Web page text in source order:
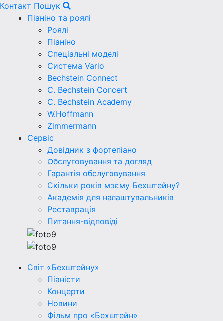
Контакт Пошук
Піаніно та роялі
Роялі
Піаніно
Спеціальні моделі
Система Vario
Bechstein Connect
C. Bechstein Concert
C. Bechstein Academy
W.Hoffmann
Zimmermann
Сервіс
Довідник з фортепіано
Обслуговування та догляд
Гарантія обслуговування
Скільки років моєму Бехштейну?
Академія для налаштувальників
Реставрація
Питання-відповіді
Світ «Бехштейну»
Піаністи
Концерти
Новини
Фільм про «Бехштейн»